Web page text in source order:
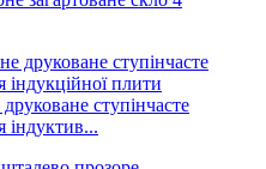
ступінчасте
індуктив...